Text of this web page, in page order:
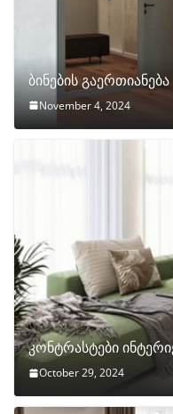
ბინების გაერთიანება
November 4, 2024
კონტრასტები
October 29, 2024